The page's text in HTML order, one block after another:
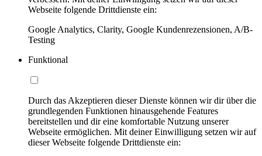
Webseite folgende Drittdienste ein:
Google Analytics, Clarity, Google Kundenrezensionen, A/B-
Testing
Funktional
Durch das Akzeptieren dieser Dienste können wir dir über die
grundlegenden Funktionen hinausgehende Features
bereitstellen und dir eine komfortable Nutzung unserer
Webseite ermöglichen. Mit deiner Einwilligung setzen wir auf
dieser Webseite folgende Drittdienste ein: